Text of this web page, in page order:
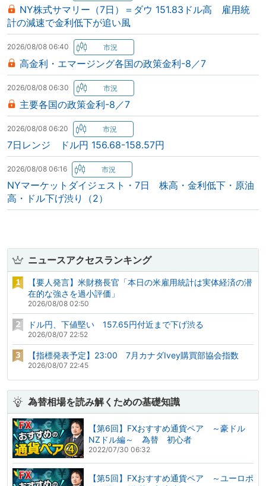
NY株式サマリー（7日）＝ダウ 151.83ドル高 雇用統
計の減速で金利低下が追い風
2026/08/08 06:40
高金利・エマージング各国の政策金利-8／7
2026/08/08 06:30
主要各国の政策金利-8／7
2026/08/08 06:20
7日レンジ ドル円 156.68-158.57円
2026/08/08 06:16
NYマーケットダイジェスト・7日 株高・金利低下・原油
高・ドル下げ渋り（2）
ニュースアクセスランキング
【要人発言】米財務長官「本日の米雇用統計は実体経済の潜
在的な強さを過小評価」
2026/08/08 02:50
ドル円、下値堅い 157.65円付近まで下げ渋る
2026/08/07 22:52
【指標発表予定】23:00 7月カナダIvey購買部協会指数
2026/08/07 22:45
為替相場を読み解くための基礎知識
【第6回】FXおすすめ通貨ペア ～豪ドル
NZドル編～ 為替 初心者
2022/07/30 06:32
【第5回】FXおすすめ通貨ペア ～ユーロポ